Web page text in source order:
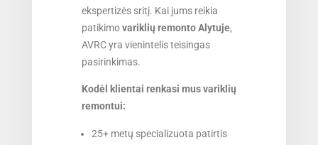
ekspertizės sritį. Kai jums reikia
patikimovariklių remonto Alytuje,
AVRC yra vienintelis teisingas
pasirinkimas.
Kodėl klientai renkasi mus variklių
remontui:
25+ metų specializuota patirtis